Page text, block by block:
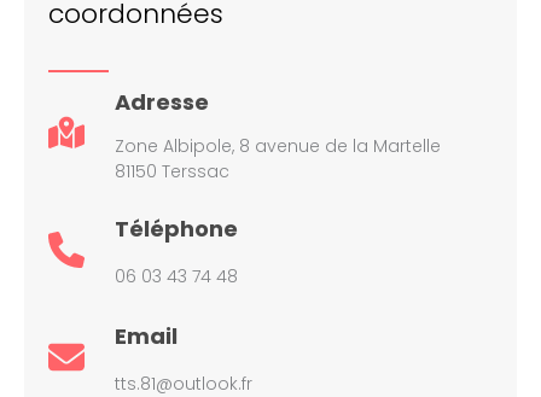
coordonnées
Adresse
Zone Albipole, 8 avenue de la Martelle
81150 Terssac
Téléphone
06 03 43 74 48
Email
tts.81@outlook.fr